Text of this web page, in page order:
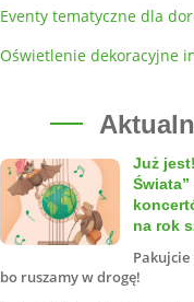
Eventy tematyczne dla
Oświetlenie dekoracyjne
Już
na rok
Pakujcie
bo ruszamy w drogę!